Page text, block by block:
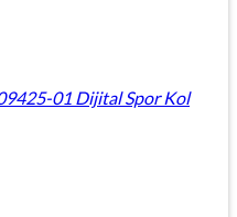
01 Dijital Spor Kol